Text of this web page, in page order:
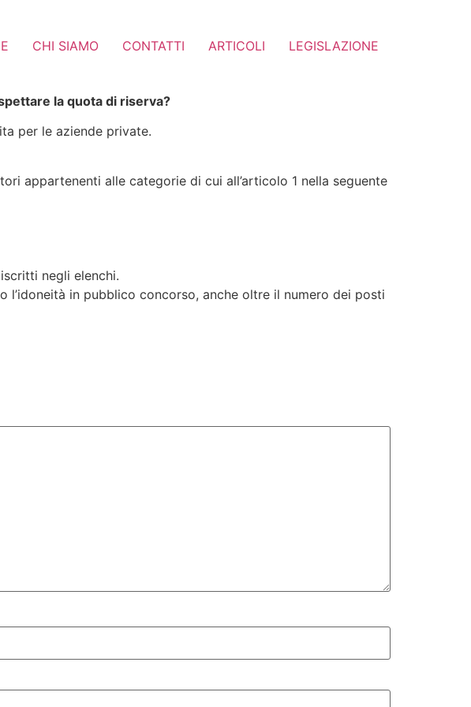
CHI SIAMO CONTATTI ARTICOLI LEGISLAZIONE
la quota di riserva?
per le aziende private.
appartenenti alle categorie di cui all’articolo 1 nella seguente
negli elenchi.
in pubblico concorso, anche oltre il numero dei posti